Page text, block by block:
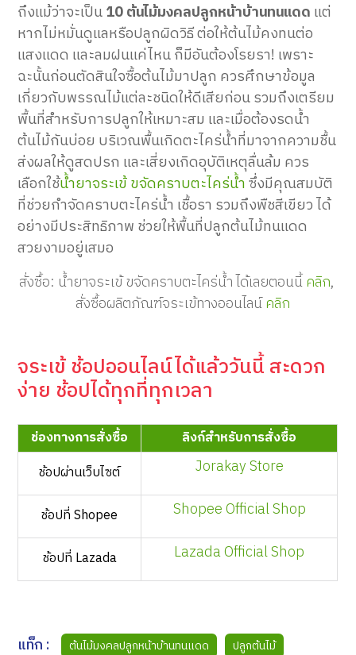
ถึงแม้ว่าจะเป็น10 ต้นไม้มงคลปลูกหน้าบ้านทนแดด แต่
หากไม่หมั่นดูแลหรือปลูกผิดวิธี ต่อให้ต้นไม้คงทนต่อ
แสงแดด และลมฝนแค่ไหน ก็มีอันต้องโรยรา! เพราะ
ฉะนั้นก่อนตัดสินใจซื้อต้นไม้มาปลูก ควรศึกษาข้อมูล
เกี่ยวกับพรรณไม้แต่ละชนิดให้ดีเสียก่อน รวมถึงเตรียม
พื้นที่สำหรับการปลูกให้เหมาะสม และเมื่อต้องรดน้ำ
ต้นไม้กันบ่อย บริเวณพื้นเกิดตะไคร่น้ำที่มาจากความชื้น
ส่งผลให้ดูสดปรก และเสี่ยงเกิดอุบัติเหตุลื่นล้ม ควร
เลือกใช้น้ำยาจระเข้ ขจัดคราบตะไคร่น้ำซึ่งมีคุณสมบัติ
ที่ช่วยกำจัดคราบตะไคร่น้ำ เชื้อรา รวมถึงพืชสีเขียวได้
อย่างมีประสิทธิภาพ ช่วยให้พื้นที่ปลูกต้นไม้ทนแดด
สวยงามอยู่เสมอ
สั่งซื้อ: น้ำยาจระเข้ขจัดคราบตะไคร่น้ำได้เลยตอนนี้คลิก,
สั่งซื้อผลิตภัณฑ์จระเข้ทางออนไลน์คลิก
จระเข้ ช้อปออนไลน์ได้แล้ววันนี้ สะดวก
ง่าย ช้อปได้ทุกที่ทุกเวลา
ช่องทางการสั่งซื้อ
ลิงก์สำหรับการสั่งซื้อ
ช้อปผ่านเว็บไซต์
Jorakay Store
ช้อปที่ Shopee Shopee Official Shop
ช้อปที่ Lazada Lazada Official Shop
แท็ก : ต้นไม้มงคลปลูกหน้าบ้านทนแดด ปลูกต้นไม้